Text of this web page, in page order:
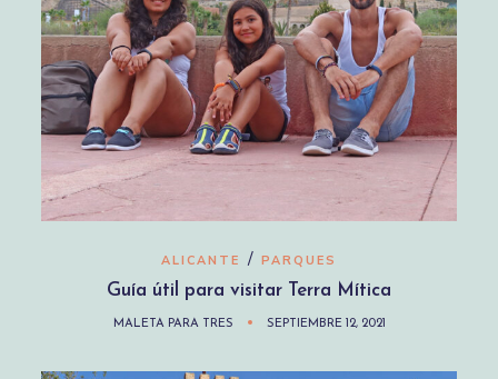
ALICANTE / PARQUES
Guía útil para visitar Terra Mítica
MALETA PARA TRES SEPTIEMBRE 12, 2021